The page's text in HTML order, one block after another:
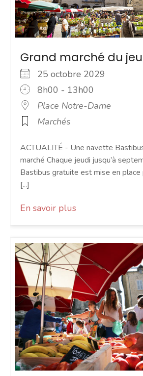
Grand marché du
25 octobre 2029
8h00 - 13h00
Place Notre-Dame
Marchés
ACTUALITÉ - Une navette
marché Chaque jeudi jusqu’à
Bastibus gratuite est mise en
[...]
En savoir plus